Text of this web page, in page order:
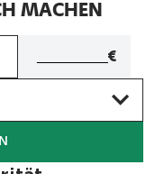
MACHEN
Betrag
€